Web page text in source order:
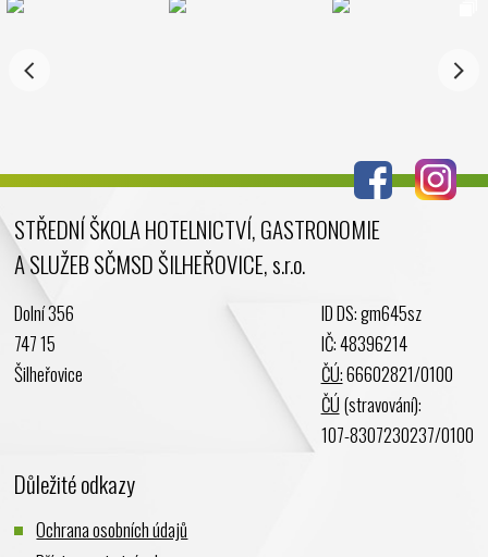
STŘEDNÍ ŠKOLA HOTELNICTVÍ, GASTRONOMIE
A SLUŽEB SČMSD ŠILHEŘOVICE, s.r.o.
Dolní 356
747 15
Šilheřovice
ID DS: gm645sz
IČ: 48396214
ČÚ:66602821/0100
ČÚ (stravování):
107-8307230237/0100
Důležité odkazy
Ochrana osobních údajů